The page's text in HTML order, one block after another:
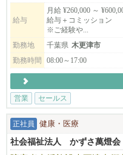
海外での挑戦をしてみたい
などの採用も前向きに検討、
会社のモットーは「できる
げる！」
やる気次第で、あなたのア
す。
一緒に新しいことに挑戦しま
ご自身の可能性や想いをび
新たなご縁を楽しみにしてい
給与
月給 ¥260,000 ～
給与＋コミッション
※ご経験や...
勤務地
千葉県 木更津市
勤務時間
08:00～17:00
営業
セールス
正社員 健康・医療
社会福祉法人 かずさ萬燈会